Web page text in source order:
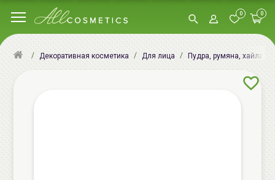
0 0
Декоративная косметика Для лица Пудра, румяна, хайлатер